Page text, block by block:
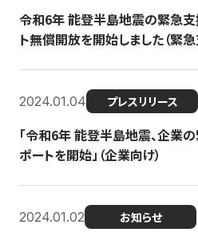
令和6年 能登半島地震の緊急支
ト無償開放を開始しました（緊
2024.01.04 プレスリリース
「令和6年 能登半島地震、企業
ポートを開始」（企業向け）
2024.01.02 お知らせ